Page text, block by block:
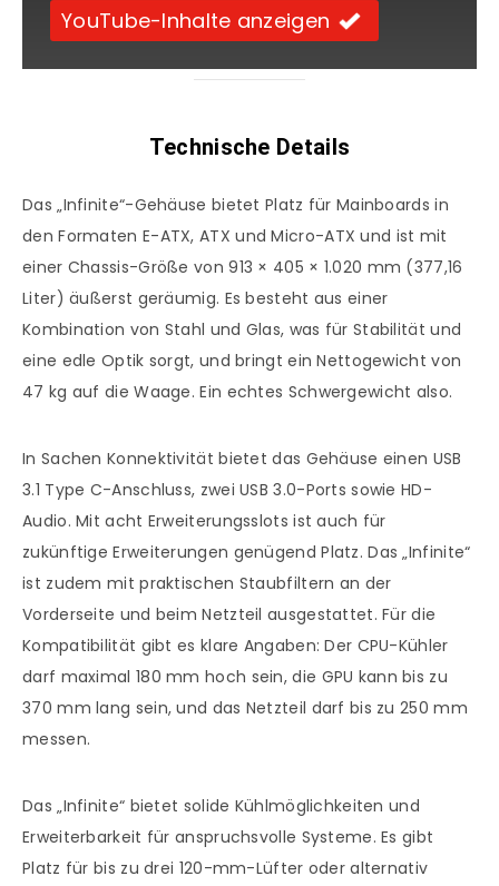
YouTube-Inhalte anzeigen
Technische Details
Das „Infinite“-Gehäuse bietet Platz für Mainboards in
den Formaten E-ATX, ATX und Micro-ATX und ist mit
einer Chassis-Größe von 913 × 405 × 1.020 mm (377,16
Liter) äußerst geräumig. Es besteht aus einer
Kombination von Stahl und Glas, was für Stabilität und
eine edle Optik sorgt, und bringt ein Nettogewicht von
47 kg auf die Waage. Ein echtes Schwergewicht also.
In Sachen Konnektivität bietet das Gehäuse einen USB
3.1 Type C-Anschluss, zwei USB 3.0-Ports sowie HD-
Audio. Mit acht Erweiterungsslots ist auch für
zukünftige Erweiterungen genügend Platz. Das „Infinite“
ist zudem mit praktischen Staubfiltern an der
Vorderseite und beim Netzteil ausgestattet. Für die
Kompatibilität gibt es klare Angaben: Der CPU-Kühler
darf maximal 180 mm hoch sein, die GPU kann bis zu
370 mm lang sein, und das Netzteil darf bis zu 250 mm
messen.
Das „Infinite“ bietet solide Kühlmöglichkeiten und
Erweiterbarkeit für anspruchsvolle Systeme. Es gibt
Platz für bis zu drei 120-mm-Lüfter oder alternativ